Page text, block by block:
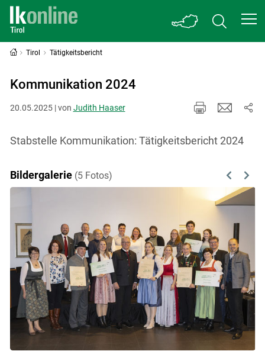
Tirol Tätigkeitsbericht
Kommunikation 2024
20.05.2025 | von Judith Haaser
Stabstelle Kommunikation: Tätigkeitsbericht 2024
Bildergalerie (5 Fotos) Previous
Next